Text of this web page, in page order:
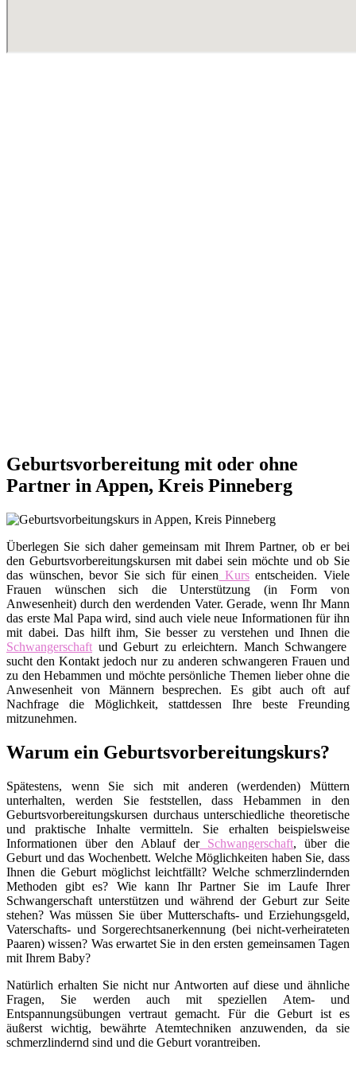
Geburtsvorbereitung mit oder ohne
Partner in Appen, Kreis Pinneberg
Überlegen Sie sich daher gemeinsam mit Ihrem Partner, ob er bei
den Geburtsvorbereitungskursen mit dabei sein möchte und ob Sie
das wünschen, bevor Sie sich für einen Kursentscheiden. Viele
Frauen wünschen sich die Unterstützung (in Form von
Anwesenheit) durch den werdenden Vater. Gerade, wenn Ihr Mann
das erste Mal Papa wird, sind auch viele neue Informationen für ihn
mit dabei. Das hilft ihm, Sie besser zu verstehen und Ihnen die
Schwangerschaft und Geburt zu erleichtern. Manch Schwangere
sucht den Kontakt jedoch nur zu anderen schwangeren Frauen und
zu den Hebammen und möchte persönliche Themen lieber ohne die
Anwesenheit von Männern besprechen. Es gibt auch oft auf
Nachfrage die Möglichkeit, stattdessen Ihre beste Freunding
mitzunehmen.
Warum ein Geburtsvorbereitungskurs?
Spätestens, wenn Sie sich mit anderen (werdenden) Müttern
unterhalten, werden Sie feststellen, dass Hebammen in den
Geburtsvorbereitungskursen durchaus unterschiedliche theoretische
und praktische Inhalte vermitteln. Sie erhalten beispielsweise
Informationen über den Ablauf derSchwangerschaft, über die
Geburt und das Wochenbett. Welche Möglichkeiten haben Sie, dass
Ihnen die Geburt möglichst leichtfällt? Welche schmerzlindernden
Methoden gibt es? Wie kann Ihr Partner Sie im Laufe Ihrer
Schwangerschaft unterstützen und während der Geburt zur Seite
stehen? Was müssen Sie über Mutterschafts- und Erziehungsgeld,
Vaterschafts- und Sorgerechtsanerkennung (bei nicht-verheirateten
Paaren) wissen? Was erwartet Sie in den ersten gemeinsamen Tagen
mit Ihrem Baby?
Natürlich erhalten Sie nicht nur Antworten auf diese und ähnliche
Fragen, Sie werden auch mit speziellen Atem- und
Entspannungsübungen vertraut gemacht. Für die Geburt ist es
äußerst wichtig, bewährte Atemtechniken anzuwenden, da sie
schmerzlindernd sind und die Geburt vorantreiben.